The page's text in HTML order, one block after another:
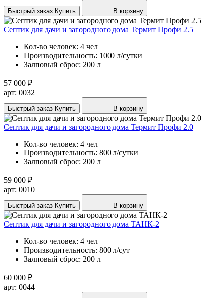
Быстрый заказ Купить В корзину
Септик для дачи и загородного дома Термит Профи 2.5
Кол-во человек: 4 чел
Производительность: 1000 л/сутки
Залповый сброс: 200 л
57 000 ₽
арт: 0032
Быстрый заказ Купить В корзину
Септик для дачи и загородного дома Термит Профи 2.0
Кол-во человек: 4 чел
Производительность: 800 л/сутки
Залповый сброс: 200 л
59 000 ₽
арт: 0010
Быстрый заказ Купить В корзину
Септик для дачи и загородного дома ТАНК-2
Кол-во человек: 4 чел
Производительность: 800 л/сут
Залповый сброс: 200 л
60 000 ₽
арт: 0044